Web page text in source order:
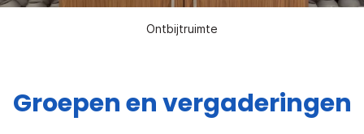
Ontbijtruimte
Groepen en vergaderingen